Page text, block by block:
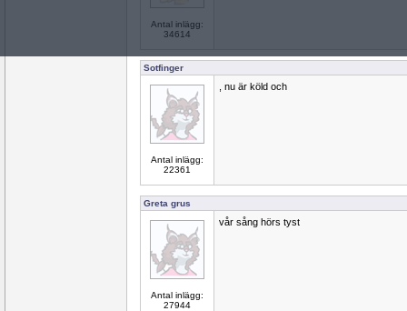
Antal inlägg:
34614
Sotfinger
Antal inlägg:
22361
, nu är köld och
Greta grus
Antal inlägg:
27944
vår sång hörs tyst